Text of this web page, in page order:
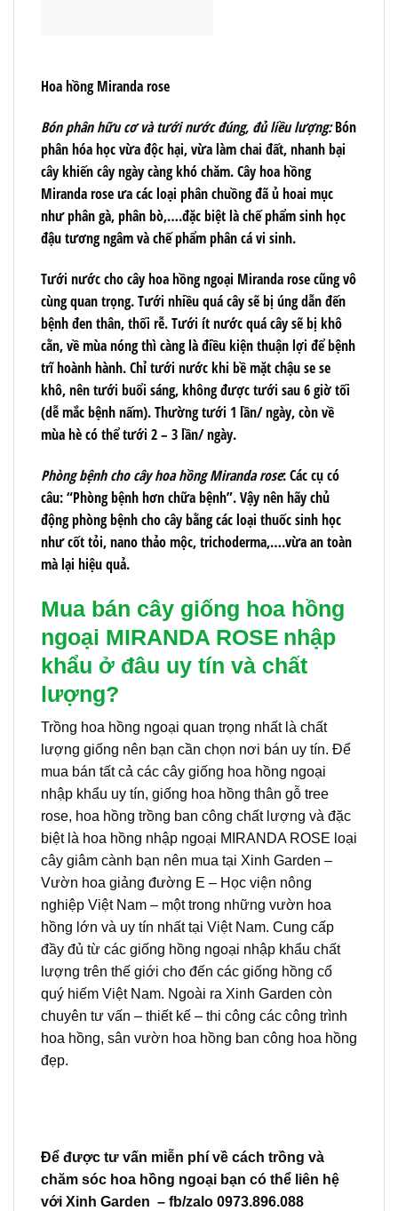
Hoa hồng Miranda rose
Bón phân hữu cơ và tưới nước đúng, đủ liều lượng:Bón
phân hóa học vừa độc hại, vừa làm chai đất, nhanh bại
cây khiến cây ngày càng khó chăm. Cây hoa hồng
Miranda rose ưa các loại phân chuồng đã ủ hoai mục
như phân gà, phân bò,….đặc biệt làchế phẩm sinh học
đậu tương ngâmvàchế phẩm phân cá vi sinh.
Tưới nước cho cây hoa hồng ngoại Miranda rose cũng vô
cùng quan trọng. Tưới nhiều quá cây sẽ bị úng dẫn đến
bệnh đen thân, thối rễ. Tưới ít nước quá cây sẽ bị khô
cằn, về mùa nóng thì càng là điều kiện thuận lợi để bệnh
trĩ hoành hành. Chỉ tưới nước khi bề mặt chậu se se
khô, nên tưới buổi sáng, không được tưới sau 6 giờ tối
(dễ mắc bệnh nấm). Thường tưới 1 lần/ ngày, còn về
mùa hè có thể tưới 2 – 3 lần/ ngày.
Phòng bệnh cho cây hoa hồng Miranda rose: Các cụ có
câu: “Phòng bệnh hơn chữa bệnh”. Vậy nên hãy chủ
động phòng bệnh cho cây bằng các loại thuốc sinh học
như cốt tỏi, nano thảo mộc, trichoderma,….vừa an toàn
mà lại hiệu quả.
Mua bán cây giống hoa hồng
ngoại MIRANDA ROSE nhập
khẩu ở đâu uy tín và chất
lượng?
Trồng hoa hồng ngoại quan trọng nhất là chất
lượng giống nên bạn cần chọn nơi bán uy tín. Để
mua bán tất cả các cây giống hoa hồng ngoại
nhập khẩu uy tín, giống hoa hồng thân gỗ tree
rose, hoa hồng trồng ban công chất lượng và đặc
biệt là hoa hồng nhập ngoại MIRANDA ROSE loại
cây giâm cành bạn nên mua tại Xinh Garden –
Vườn hoa giảng đường E – Học viện nông
nghiệp Việt Nam – một trong những vườn hoa
hồng lớn và uy tín nhất tại Việt Nam. Cung cấp
đầy đủ từ các giống hồng ngoại nhập khẩu chất
lượng trên thế giới cho đến các giống hồng cổ
quý hiếm Việt Nam. Ngoài ra Xinh Garden còn
chuyên tư vấn – thiết kế – thi công các công trình
hoa hồng, sân vườn hoa hồng ban công hoa hồng
đẹp.
Để được tư vấn miễn phí về cách trồng và
chăm sóc hoa hồng ngoại bạn có thể liên hệ
với Xinh Garden – fb/zalo 0973.896.088